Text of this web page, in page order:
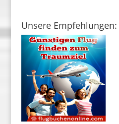
Unsere Empfehlungen: